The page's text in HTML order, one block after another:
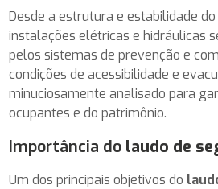
Desde a estrutura e estabilidade
instalações elétricas e hidráulicas
pelos sistemas de prevenção e
condições de acessibilidade e
minuciosamente analisado para
ocupantes e do patrimônio.
Importância do laudo de
Um dos principais objetivos do